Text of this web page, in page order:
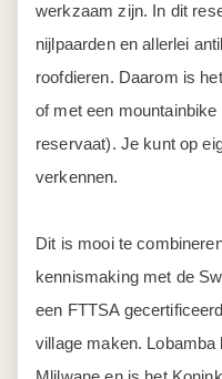
werkzaam zijn. In dit
nijlpaarden en allerlei
roofdieren. Daarom is
of met een
reservaat). Je kunt op
verkennen.
Dit is mooi te
kennismaking met de
een FTTSA
village maken. Lobamba